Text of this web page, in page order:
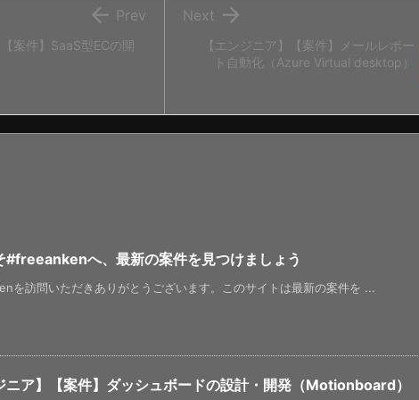
【エンジニア】【案件】メールレポー
ト自動化（Azure Virtual desktop）

Next
【案件】SaaS型ECの開
 Prev
#freeankenへ、最新の案件を見つけましょう
を訪問いただきありがとうございます。このサイトは最新の案件を ...
ニア】【案件】ダッシュボードの設計・開発（Motionboard）